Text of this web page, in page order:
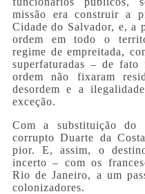
missão era construir a
Cidade do Salvador, e, a
ordem em todo o
regime de empreitada,
superfaturadas – de
ordem não fixaram
desordem e a
exceção.
Com a substituição do
corrupto Duarte da
pior. E, assim, o
incerto – com os
Rio de Janeiro, a um
colonizadores.